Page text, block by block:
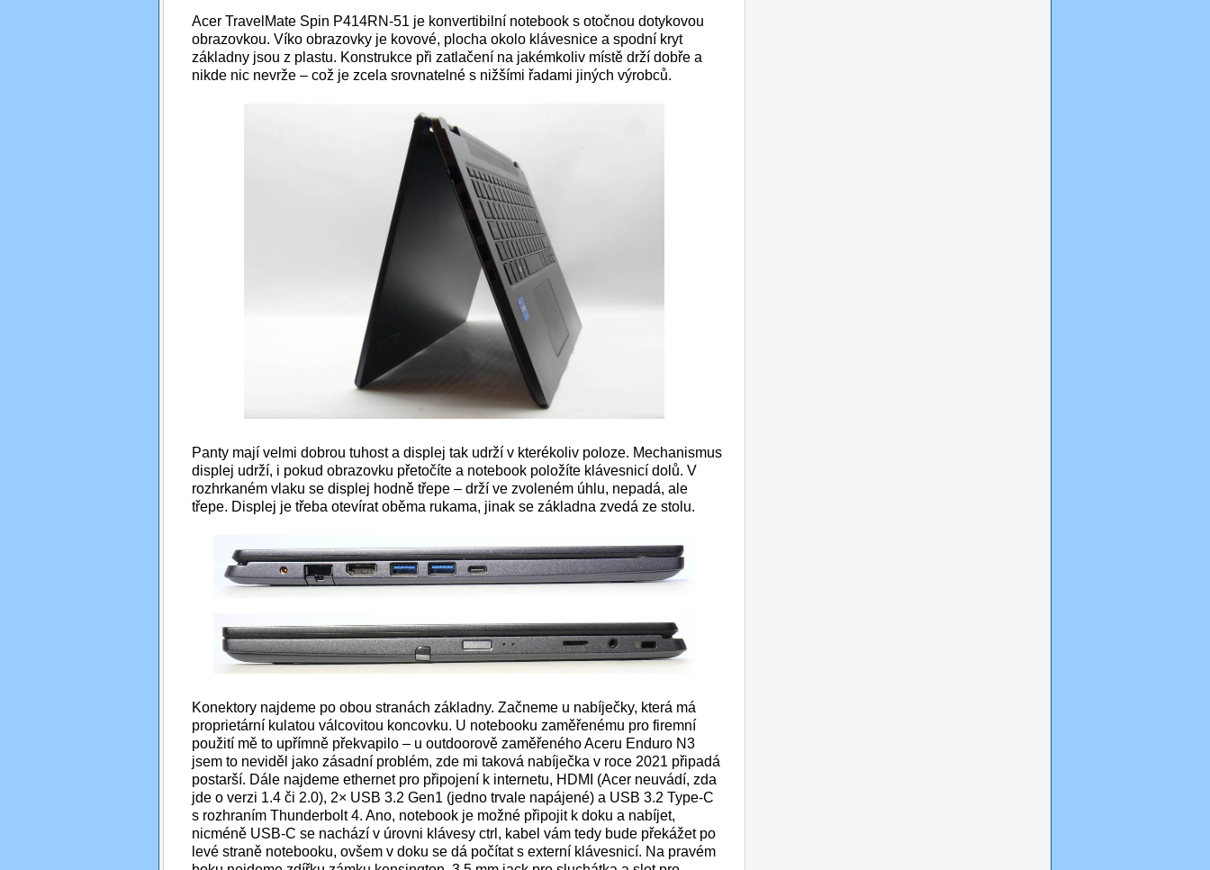
Acer TravelMate Spin P414RN-51 je konvertibilní notebook s otočnou dotykovou
obrazovkou. Víko obrazovky je kovové, plocha okolo klávesnice a spodní kryt
základny jsou z plastu. Konstrukce při zatlačení na jakémkoliv místě drží dobře a
nikde nic nevrže – což je zcela srovnatelné s nižšími řadami jiných výrobců.
Panty mají velmi dobrou tuhost a displej tak udrží v kterékoliv poloze. Mechanismus
displej udrží, i pokud obrazovku přetočíte a notebook položíte klávesnicí dolů. V
rozhrkaném vlaku se displej hodně třepe – drží ve zvoleném úhlu, nepadá, ale
třepe. Displej je třeba otevírat oběma rukama, jinak se základna zvedá ze stolu.
Konektory najdeme po obou stranách základny. Začneme u nabíječky, která má
proprietární kulatou válcovitou koncovku. U notebooku zaměřenému pro firemní
použití mě to upřímně překvapilo – u outdoorově zaměřeného Aceru Enduro N3
jsem to neviděl jako zásadní problém, zde mi taková nabíječka v roce 2021 připadá
postarší. Dále najdeme ethernet pro připojení k internetu, HDMI (Acer neuvádí, zda
jde o verzi 1.4 či 2.0), 2× USB 3.2 Gen1 (jedno trvale napájené) a USB 3.2 Type-C
s rozhraním Thunderbolt 4. Ano, notebook je možné připojit k doku a nabíjet,
nicméně USB-C se nachází v úrovni klávesy ctrl, kabel vám tedy bude překážet po
levé straně notebooku, ovšem v doku se dá počítat s externí klávesnicí. Na pravém